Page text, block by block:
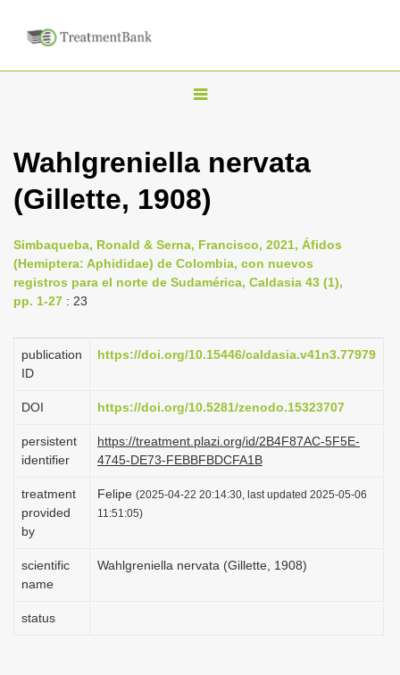
T
g
l
n
a
g
o
n
Wahlgreniella nervata
(Gillette, 1908)
Simbaqueba, Ronald & Serna, Francisco, 2021, Áfidos
(Hemiptera: Aphididae) de Colombia, con nuevos
registros para el norte de Sudamérica, Caldasia 43 (1),
pp. 1-27 : 23
publication
ID
https://doi.org/10.15446/caldasia.v41n3.77979
DOI https://doi.org/10.5281/zenodo.15323707
persistent
identifier
https://treatment.plazi.org/id/2B4F87AC-5F5E-
4745-DE73-FEBBFBDCFA1B
treatment
provided
by
Felipe (2025-04-22 20:14:30, last updated 2025-05-06
11:51:05)
scientific
name
Wahlgreniella nervata (Gillette, 1908)
status